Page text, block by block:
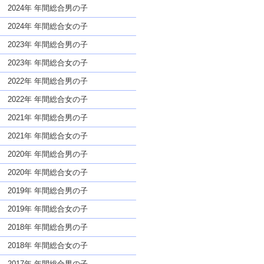
名前であっても奇抜すぎない
2024年 年間総合男の子
2024年 年間総合女の子
2023年 年間総合男の子
2023年 年間総合女の子
2022年 年間総合男の子
2022年 年間総合女の子
2021年 年間総合男の子
2021年 年間総合女の子
2020年 年間総合男の子
2020年 年間総合女の子
2019年 年間総合男の子
2019年 年間総合女の子
2018年 年間総合男の子
2018年 年間総合女の子